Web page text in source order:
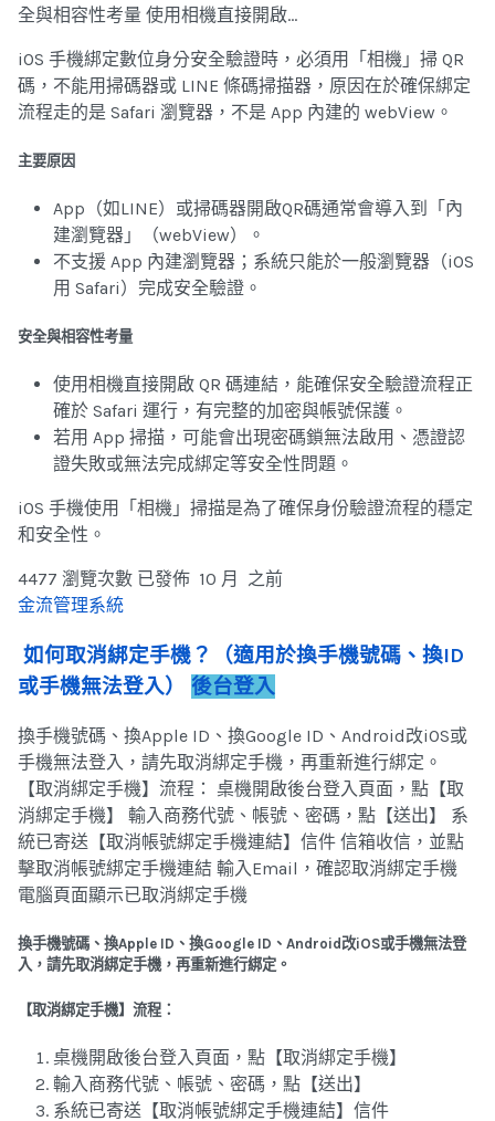
全與相容性考量 使用相機直接開啟…
iOS 手機綁定數位身分安全驗證時，必須用「相機」掃 QR
碼，不能用掃碼器或 LINE 條碼掃描器，原因在於確保綁定
流程走的是 Safari 瀏覽器，不是 App 內建的 webView。
主要原因
App（如LINE）或掃碼器開啟QR碼通常會導入到「內
建瀏覽器」（webView）。
不支援 App 內建瀏覽器；系統只能於一般瀏覽器（iOS
用 Safari）完成安全驗證。
安全與相容性考量
使用相機直接開啟 QR 碼連結，能確保安全驗證流程正
確於 Safari 運行，有完整的加密與帳號保護。
若用 App 掃描，可能會出現密碼鎖無法啟用、憑證認
證失敗或無法完成綁定等安全性問題。
iOS 手機使用「相機」掃描是為了確保身份驗證流程的穩定
和安全性。
4477 瀏覽次數 已發佈 10 月 之前
金流管理系統
如何取消綁定手機？（適用於換手機號碼、換ID
或手機無法登入） 後台登入
換手機號碼、換Apple ID、換Google ID、Android改iOS或
手機無法登入，請先取消綁定手機，再重新進行綁定。
【取消綁定手機】流程： 桌機開啟後台登入頁面，點【取
消綁定手機】 輸入商務代號、帳號、密碼，點【送出】 系
統已寄送【取消帳號綁定手機連結】信件 信箱收信，並點
擊取消帳號綁定手機連結 輸入Email，確認取消綁定手機
電腦頁面顯示已取消綁定手機
換手機號碼、換Apple ID、換Google ID、Android改iOS或手機無法登
入，請先取消綁定手機，再重新進行綁定。
【取消綁定手機】流程：
桌機開啟後台登入頁面，點【取消綁定手機】
輸入商務代號、帳號、密碼，點【送出】
系統已寄送【取消帳號綁定手機連結】信件